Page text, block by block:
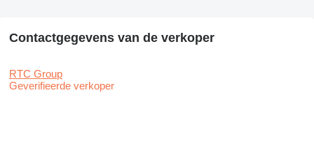
Contactgegevens van de verkoper
RTC Group
Geverifieerde verkoper